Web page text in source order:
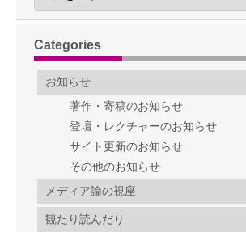
Categories
お知らせ
著作・寄稿のお知らせ
登壇・レクチャーのお知らせ
サイト更新のお知らせ
その他のお知らせ
メディア論の視座
観たり読んだり